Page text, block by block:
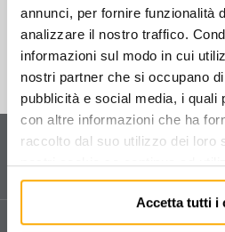
annunci, per fornire funzionalità
analizzare il nostro traffico.
informazioni sul modo in cui
nostri partner che si occupano
pubblicità e social media, i quali
con altre informazioni che ha
raccolto dal suo utilizzo dei loro
nostri cookie se continua ad
Accetta tutti i
FILTRA PER
Stock
Servizio clienti
e sui nostri prodotti.
Assistenza tecnica